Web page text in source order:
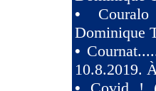
•
Dominique
•
10.8.2019.